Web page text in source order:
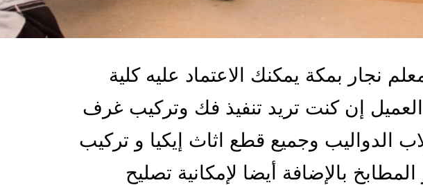
نجار بمكة يمكنك الاعتماد عليه كلية
العميل إن كنت تريد تنفيذ فك وتركيب غرف
الدواليب وجميع قطع اثاث إيكيا و تركيب
المطابخ بالإضافة أيضا لإمكانية تصليح